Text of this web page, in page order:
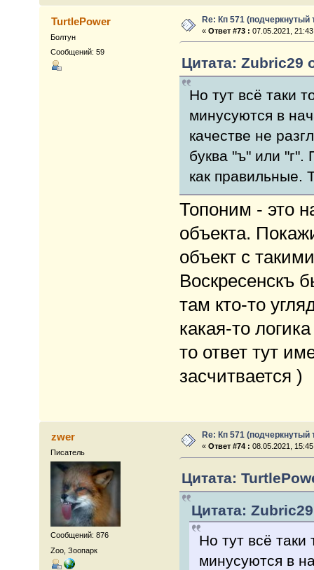
TurtlePower
Болтун
Сообщений: 59
Re: Кп 571 (подчеркнутый
«Ответ #73 : 07.05.2021,
Цитата: Zubric29
Но тут всё таки
минусуются в
качестве не
буква "ъ" или
как правильные.
Топоним - это
объекта.
объект с
Воскресенскъ
там кто-то
какая-то
то ответ тут
засчитвается )
zwer
Писатель
Сообщений: 876
Zoo, Зоопарк
Re: Кп 571 (подчеркнутый
«Ответ #74 : 08.05.2021,
Цитата:
Цитата:
Но тут всё
минусуются в